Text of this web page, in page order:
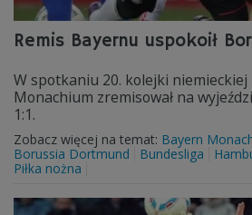
Remis Bayernu uspokoił
W spotkaniu 20. kolejki
Monachium zremisował na
1:1.
Zobacz więcej na temat: Bayern
Borussia Dortmund
Bundesliga
Piłka nożna